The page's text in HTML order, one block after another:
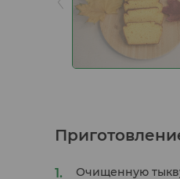
Очищенную